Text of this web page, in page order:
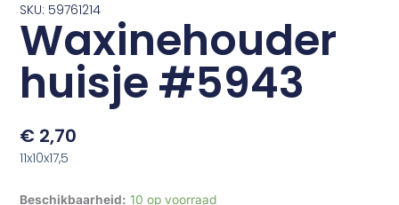
SKU: 59761214
Waxinehouder
huisje #5943
€ 2,70
11x10x17,5
Beschikbaarheid: 10 op voorraad
Waxinehouder